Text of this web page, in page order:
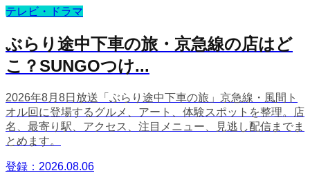
テレビ・ドラマ
ぶらり途中下車の旅・京急線の店はど
こ？SUNGOつけ...
2026年8月8日放送「ぶらり途中下車の旅」京急線・風間ト
オル回に登場するグルメ、アート、体験スポットを整理。店
名、最寄り駅、アクセス、注目メニュー、見逃し配信までま
とめます。
登録：2026.08.06